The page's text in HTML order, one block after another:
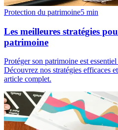
Protection du patrimoine5 min
Les meilleures stratégies
patrimoine
Protéger son patrimoine est
Découvrez nos stratégies efficaces
article complet.